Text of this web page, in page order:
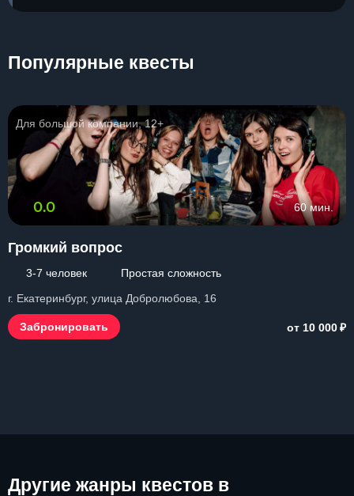
Популярные квесты
Для большой компании, 12+
0.0 60 мин.
Громкий вопрос
3-7 человек
Простая сложность
г. Екатеринбург, улица Добролюбова, 16
Забронировать от 10 000₽
Другие жанры квестов в